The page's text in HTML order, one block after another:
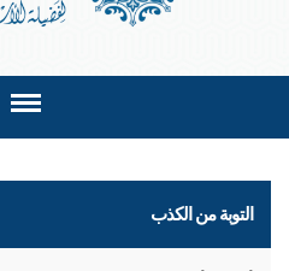
التوبة من الكذب